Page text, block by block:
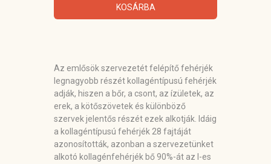
KOSÁRBA
Az emlősök szervezetét felépítő fehérjék
legnagyobb részét kollagéntípusú fehérjék
adják, hiszen a bőr, a csont, az ízületek, az
erek, a kötőszövetek és különböző
szervek jelentős részét ezek alkotják. Idáig
a kollagéntípusú fehérjék 28 fajtáját
azonosították, azonban a szervezetünket
alkotó kollagénfehérjék bő 90%-át az I-es